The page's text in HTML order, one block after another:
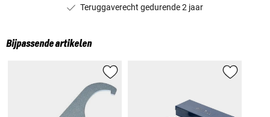
Teruggaverecht gedurende 2 jaar
Bijpassende artikelen